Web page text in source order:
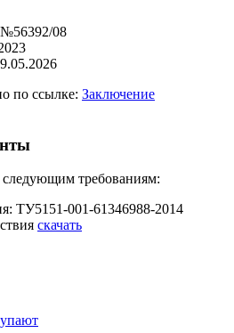
08
по ссылке: Заключение
следующим требованиям:
ТУ5151-001-61346988-2014
скачать